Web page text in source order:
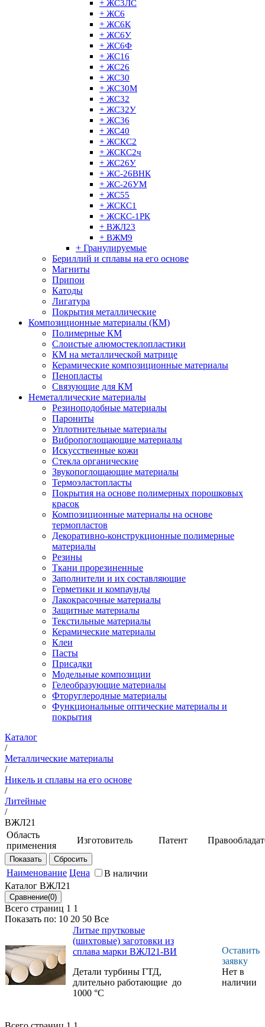
+ ЖС3ЛС
+ ЖС6
+ ЖС6К
+ ЖС6У
+ ЖС6Ф
+ ЖС16
+ ЖС26
+ ЖС30
+ ЖС30М
+ ЖС32
+ ЖС32У
+ ЖС36
+ ЖС40
+ ЖСКС2
+ ЖСКС2ч
+ ЖС26У
+ ЖС-26ВНК
+ ЖС-26УМ
+ ЖС55
+ ЖСКС1
+ ЖСКС-1РК
+ ВЖЛ23
+ ВЖМ9
+ Гранулируемые
Бериллий и сплавы на его основе
Магниты
Припои
Катоды
Лигатура
Покрытия металлические
Композиционные материалы (КМ)
Полимерные КМ
Слоистые алюмостеклопластики
КМ на металлической матрице
Керамические композиционные материалы
Пенопласты
Связующие для КМ
Неметаллические материалы
Резиноподобные материалы
Парониты
Уплотнительные материалы
Вибропоглощающие материалы
Искусственные кожи
Стекла органические
Звукопоглощающие материалы
Термоэластопласты
Покрытия на основе полимерных порошковых
красок
Композиционные материалы на основе
термопластов
Декоративно-конструкционные полимерные
материалы
Резины
Ткани прорезиненные
Заполнители и их составляющие
Герметики и компаунды
Лакокрасочные материалы
Защитные материалы
Текстильные материалы
Керамические материалы
Клеи
Пасты
Присадки
Модельные композиции
Гелеобразующие материалы
Фторуглеродные материалы
Функциональные оптические материалы и
покрытия
Каталог
/
Металлические материалы
/
Никель и сплавы на его основе
/
Литейные
/
ВЖЛ21
Область
применения
Детали
турбины
ГТД,
длительно
работающие
при
температуре
Изготовитель
институт" -
Патент
Наименование Цена
В наличии
Каталог ВЖЛ21
Всего страниц 1 1
Показать по: 10 20 50 Все
Литые прутковые
(шихтовые) заготовки из
сплава марки ВЖЛ21-ВИ
Детали турбины ГТД,
длительно работающие до
1000 °С
Оставить
заявку
Нет в
наличии